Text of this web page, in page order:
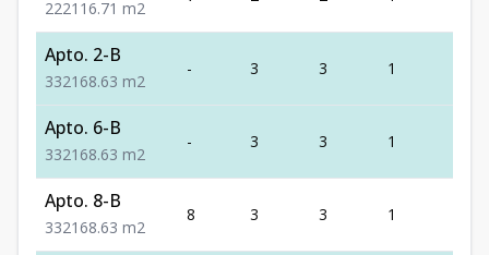
222116.71 m2
Apto. 2-B
332168.63 m2
- 3 3 1
Apto. 6-B
332168.63 m2
- 3 3 1
Apto. 8-B
332168.63 m2
8 3 3 1